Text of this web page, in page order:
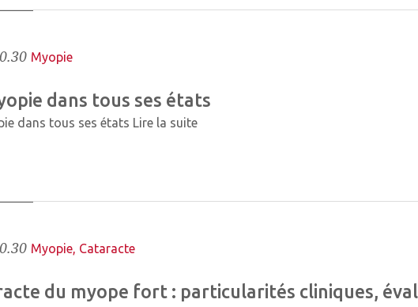
Myopie
dans tous ses états
dans tous ses états Lire la suite
Myopie, Cataracte
du myope fort : particularités cliniques,